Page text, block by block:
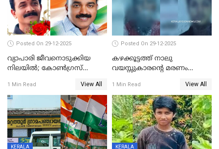
Posted On 29-12-2025
വ്യാപാരി ജീവനൊടുക്കിയ
നിലയില്‍; കോണ്‍ഗ്രസ്
മാനസികപീഡനമെന്ന് കുറിപ്പ്
1 Min Read View All
Posted On 29-12-2025
കഴക്കൂട്ടത്ത് നാലു
വയസ്സുകാരന്റെ മരണം
സുഹൃത്തും പൊലീസ്
കസ്റ്റഡിയിൽ
1 Min Read View All
KERALA KERALA